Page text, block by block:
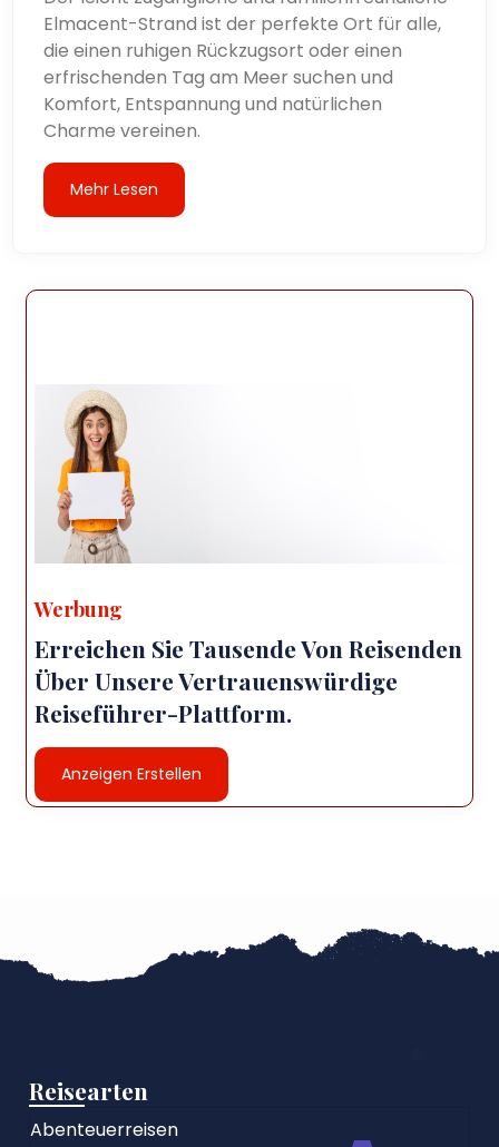
Elmacent-Strand ist der perfekte Ort für alle,
die einen ruhigen Rückzugsort oder einen
erfrischenden Tag am Meer suchen und
Komfort, Entspannung und natürlichen
Charme vereinen.
Mehr Lesen
Werbung
Erreichen Sie Tausende Von Reisenden
Über Unsere Vertrauenswürdige
Reiseführer-Plattform.
Anzeigen Erstellen
Reisearten
Abenteuerreisen